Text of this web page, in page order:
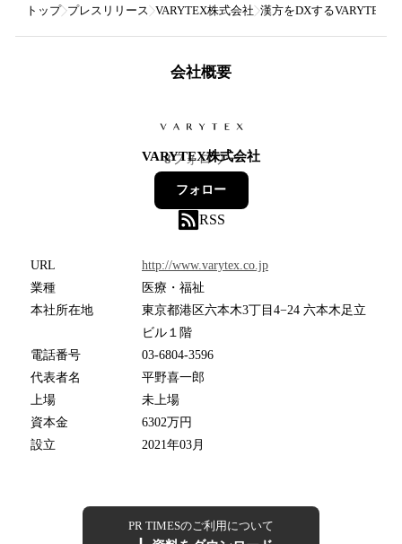
トップ プレスリリース VARYTEX株式会社 漢方をDXするVARYTEX
会社概要
VARYTEX株式会社
8フォロワー
フォロー
RSS
URL
http://www.varytex.co.jp
業種
医療・福祉
本社所在地
東京都港区六本木3丁目4−24 六本木足立
ビル１階
電話番号
03-6804-3596
代表者名
平野喜一郎
上場
未上場
資本金
6302万円
設立
2021年03月
PR TIMESのご利用について